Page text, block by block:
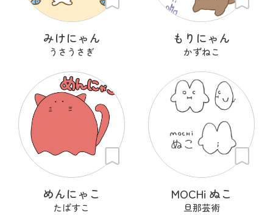
みけにゃん
うさうさぎ
もりにゃん
かずねこ
めんにゃこ
たばすこ
MOCHi ぬこ
旦那芸術